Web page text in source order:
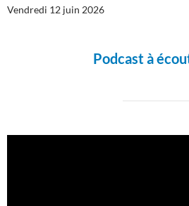
Vendredi 12 juin 2026
Podcast à